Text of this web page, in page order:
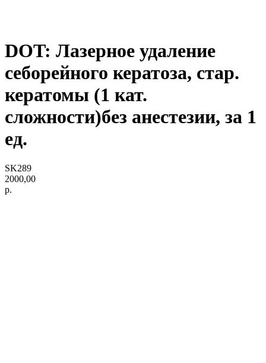
DOT: Лазерное удаление
себорейного кератоза, стар.
кератомы (1 кат.
сложности)без анестезии, за 1
ед.
SK289
2000,00
р.